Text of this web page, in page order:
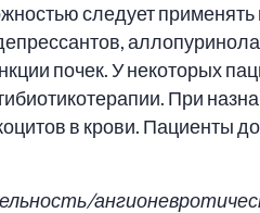
следует
почек. У некоторых
При
в крови. Пациенты